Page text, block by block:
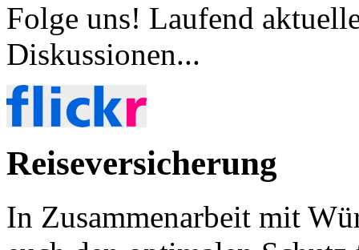
Folge uns! Laufend
Diskussionen...
Reiseversicherung
In Zusammenarbeit mit